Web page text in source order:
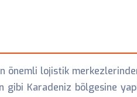
lojistik
gibi Karadeniz bölgesine